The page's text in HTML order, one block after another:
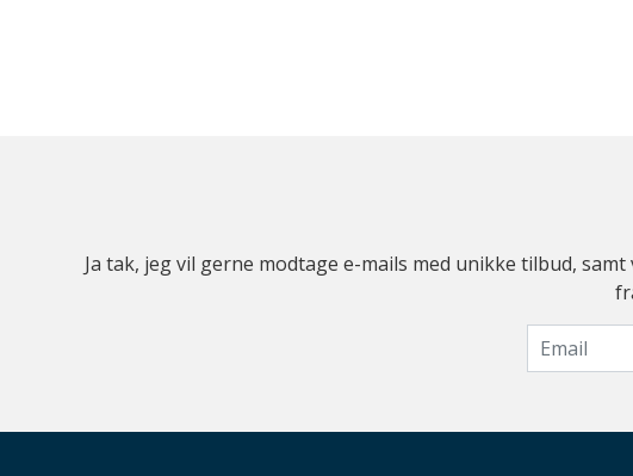
Ja tak, jeg vil gerne modtage e-mails med unikke tilbud,